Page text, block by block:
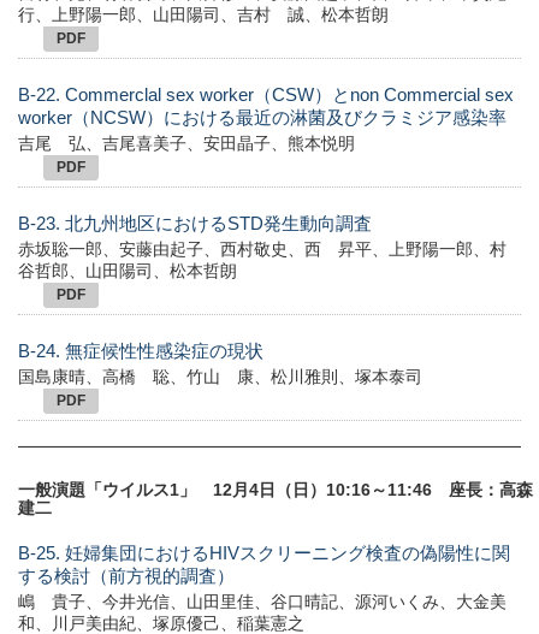
行、上野陽一郎、山田陽司、吉村 誠、松本哲朗
PDF
B-22. Commerclal sex worker（CSW）とnon Commercial sex
worker（NCSW）における最近の淋菌及びクラミジア感染率
吉尾 弘、吉尾喜美子、安田晶子、熊本悦明
PDF
B-23. 北九州地区におけるSTD発生動向調査
赤坂聡一郎、安藤由起子、西村敬史、西 昇平、上野陽一郎、村
谷哲郎、山田陽司、松本哲朗
PDF
B-24. 無症候性性感染症の現状
国島康晴、高橋 聡、竹山 康、松川雅則、塚本泰司
PDF
一般演題「ウイルス1」 12月4日（日）10:16～11:46 座長：高森
建二
B-25. 妊婦集団におけるHIVスクリーニング検査の偽陽性に関
する検討（前方視的調査）
嶋 貴子、今井光信、山田里佳、谷口晴記、源河いくみ、大金美
和、川戸美由紀、塚原優己、稲葉憲之